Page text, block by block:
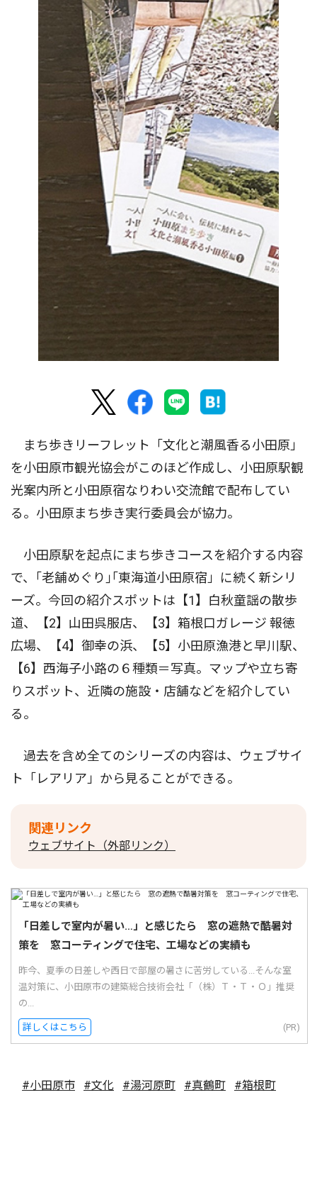
まち歩きリーフレット「文化と潮風香る小田原」
を小田原市観光協会がこのほど作成し、小田原駅観
光案内所と小田原宿なりわい交流館で配布してい
る。小田原まち歩き実行委員会が協力。
小田原駅を起点にまち歩きコースを紹介する内容
で、｢老舗めぐり｣｢東海道小田原宿」に続く新シリ
ーズ。今回の紹介スポットは【1】白秋童謡の散歩
道、【2】山田呉服店、【3】箱根口ガレージ 報徳
広場、【4】御幸の浜、【5】小田原漁港と早川駅、
【6】西海子小路の６種類＝写真。マップや立ち寄
りスポット、近隣の施設・店舗などを紹介してい
る。
過去を含め全てのシリーズの内容は、ウェブサイ
ト「レアリア」から見ることができる。
関連リンク
ウェブサイト（外部リンク）
「日差しで室内が暑い…」と感じたら 窓の遮熱で酷暑対
策を 窓コーティングで住宅、工場などの実績も
昨今、夏季の日差しや西日で部屋の暑さに苦労している...そんな室
温対策に、小田原市の建築総合技術会社「（株）Ｔ・Ｔ・Ｏ」推奨
の...
詳しくはこちら (PR)
#小田原市 #文化 #湯河原町 #真鶴町 #箱根町